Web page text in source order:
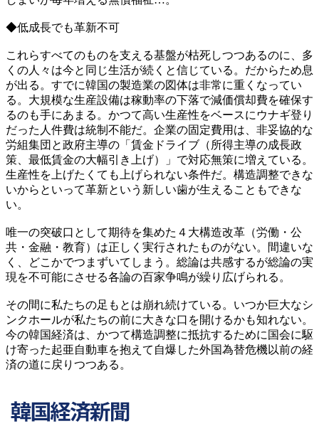
◆低成長でも革新不可
これらすべてのものを支える基盤が枯死しつつあるのに、多
くの人々は今と同じ生活が続くと信じている。だからため息
が出る。すでに韓国の製造業の図体は非常に重くなってい
る。大規模な生産設備は稼動率の下落で減価償却費を確保す
るのも手にあまる。かつて高い生産性をベースにウナギ登り
だった人件費は統制不能だ。企業の固定費用は、非妥協的な
労組集団と政府主導の「賃金ドライブ（所得主導の成長政
策、最低賃金の大幅引き上げ）」で対応無策に増えている。
生産性を上げたくても上げられない条件だ。構造調整できな
いからといって革新という新しい歯が生えることもできな
い。
唯一の突破口として期待を集めた４大構造改革（労働・公
共・金融・教育）は正しく実行されたものがない。間違いな
く、どこかでつまずいてしまう。総論は共感するが総論の実
現を不可能にさせる各論の百家争鳴が繰り広げられる。
その間に私たちの足もとは崩れ続けている。いつか巨大なシ
ンクホールが私たちの前に大きな口を開けるかも知れない。
今の韓国経済は、かつて構造調整に抵抗するために国会に駆
け寄った起亜自動車を抱えて自爆した外国為替危機以前の経
済の道に戻りつつある。